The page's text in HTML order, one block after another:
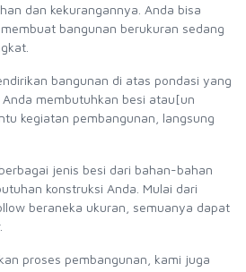
dan kekurangannya. Anda bisa
bangunan berukuran sedang
bangunan di atas pondasi yang
membutuhkan besi atau[un
kegiatan pembangunan, langsung
jenis besi dari bahan-bahan
konstruksi Anda. Mulai dari
beraneka ukuran, semuanya dapat
proses pembangunan, kami juga